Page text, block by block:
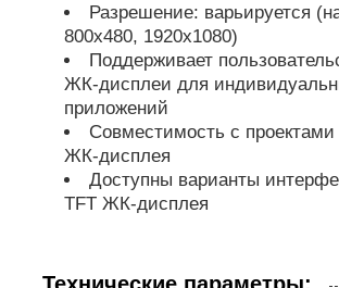
Монохромный ЖК-экран
Модуль LCD COG
Дисплей STN LCD
Разрешение: варьируется
800x480, 1920x1080)
Поддерживает
ЖК-дисплеи для
приложений
Совместимость с
ЖК-дисплея
Доступны варианты
TFT ЖК-дисплея
Технические параметры: